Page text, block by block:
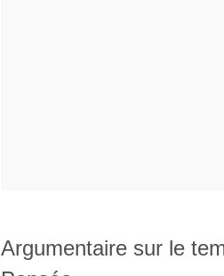
Argumentaire sur le